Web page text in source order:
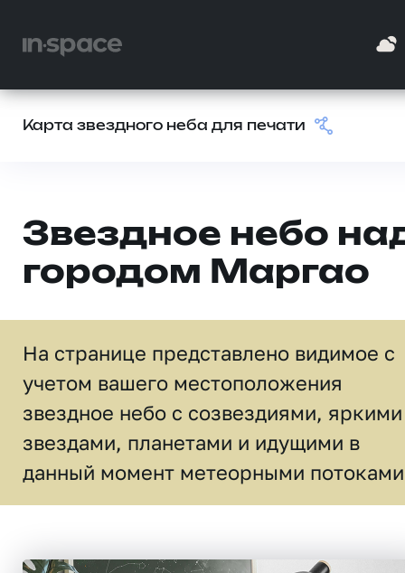
Карта звездного неба для печати
Звездное небо
городом Маргао
На странице представлено видимое c
учетом вашего местоположения
звездное небо c созвездиями, яркими
звездами, планетами и идущими в
данный момент метеорными